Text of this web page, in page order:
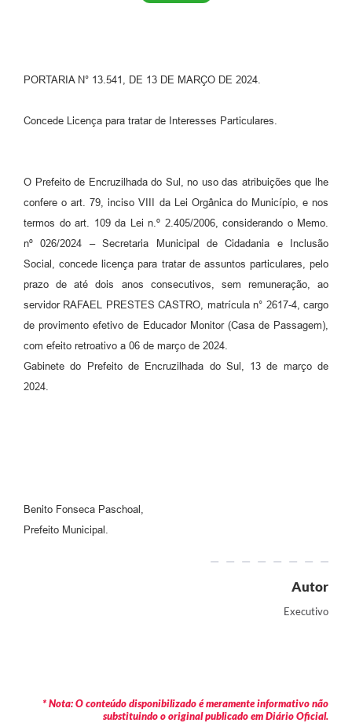
Contato
Ramais
Carta de Serviços
Relatório Ouvidoria 2022
Galeria de Fotos
Negócios
PORTARIA N° 13.541, DE 13 DE MARÇO DE 2024.
Concede Licença para tratar de Interesses Particulares.
O Prefeito de Encruzilhada do Sul, no uso das atribuições que lhe
confere o art. 79, inciso VIII da Lei Orgânica do Município, e nos
termos do art. 109 da Lei n.º 2.405/2006, considerando o Memo.
nº 026/2024 – Secretaria Municipal de Cidadania e Inclusão
Social, concede licença para tratar de assuntos particulares, pelo
prazo de até dois anos consecutivos, sem remuneração, ao
servidor RAFAEL PRESTES CASTRO, matrícula n° 2617-4, cargo
de provimento efetivo de Educador Monitor (Casa de Passagem),
com efeito retroativo a 06 de março de 2024.
Gabinete do Prefeito de Encruzilhada do Sul, 13 de março de
2024.
Benito Fonseca Paschoal,
Prefeito Municipal.
Autor
Executivo
* Nota: O conteúdo disponibilizado é meramente informativo não
substituindo o original publicado em Diário Oficial.